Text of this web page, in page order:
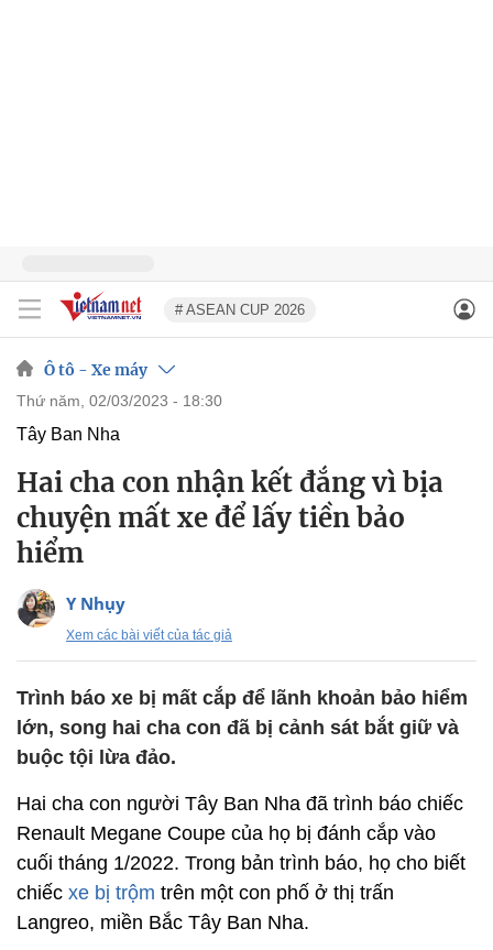
# ASEAN CUP 2026
Ô tô - Xe máy
thứ năm, 02/03/2023 - 18:30
Tây Ban Nha
Hai cha con nhận kết đắng vì bịa
chuyện mất xe để lấy tiền bảo
hiểm
Y Nhụy
Xem các bài viết của tác giả
Trình báo xe bị mất cắp để lãnh khoản bảo hiểm
lớn, song hai cha con đã bị cảnh sát bắt giữ và
buộc tội lừa đảo.
Hai cha con người Tây Ban Nha đã trình báo chiếc
Renault Megane Coupe của họ bị đánh cắp vào
cuối tháng 1/2022. Trong bản trình báo, họ cho biết
chiếc xe bị trộm trên một con phố ở thị trấn
Langreo, miền Bắc Tây Ban Nha.